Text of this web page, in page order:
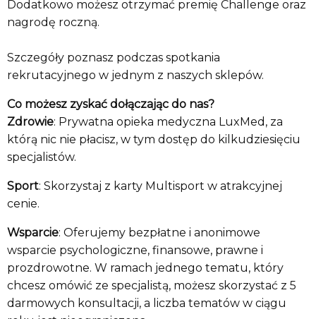
Dodatkowo możesz otrzymać premię Challenge oraz
nagrodę roczną.
Szczegóły poznasz podczas spotkania
rekrutacyjnego w jednym z naszych sklepów.
Co możesz zyskać dołączając do nas?
Zdrowie: Prywatna opieka medyczna LuxMed, za
którą nic nie płacisz, w tym dostęp do kilkudziesięciu
specjalistów.
Sport: Skorzystaj z karty Multisport w atrakcyjnej
cenie.
Wsparcie: Oferujemy bezpłatne i anonimowe
wsparcie psychologiczne, finansowe, prawne i
prozdrowotne. W ramach jednego tematu, który
chcesz omówić ze specjalistą, możesz skorzystać z 5
darmowych konsultacji, a liczba tematów w ciągu